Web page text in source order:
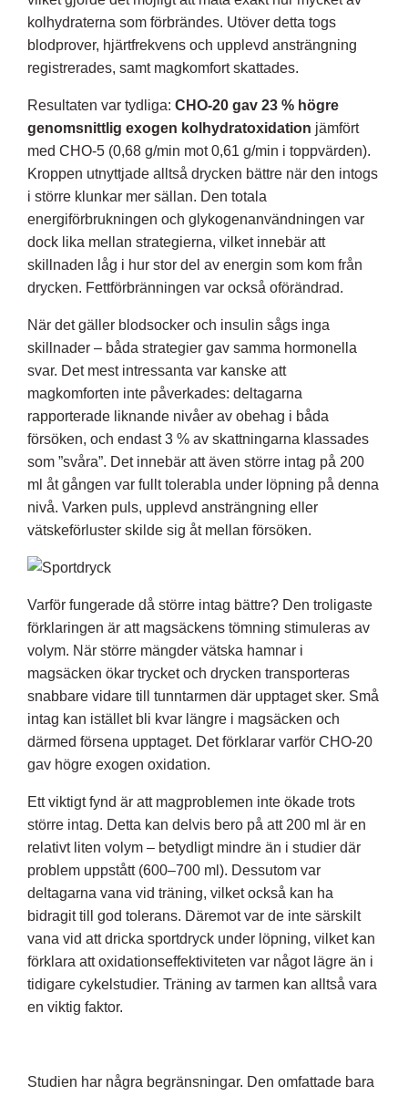
kolhydraterna som förbrändes. Utöver detta togs
blodprover, hjärtfrekvens och upplevd ansträngning
registrerades, samt magkomfort skattades.
Resultaten var tydliga: CHO-20 gav 23 % högre
genomsnittlig exogen kolhydratoxidation jämfört
med CHO-5 (0,68 g/min mot 0,61 g/min i toppvärden).
Kroppen utnyttjade alltså drycken bättre när den intogs
i större klunkar mer sällan. Den totala
energiförbrukningen och glykogenanvändningen var
dock lika mellan strategierna, vilket innebär att
skillnaden låg i hur stor del av energin som kom från
drycken. Fettförbränningen var också oförändrad.
När det gäller blodsocker och insulin sågs inga
skillnader – båda strategier gav samma hormonella
svar. Det mest intressanta var kanske att
magkomforten inte påverkades: deltagarna
rapporterade liknande nivåer av obehag i båda
försöken, och endast 3 % av skattningarna klassades
som ”svåra”. Det innebär att även större intag på 200
ml åt gången var fullt tolerabla under löpning på denna
nivå. Varken puls, upplevd ansträngning eller
vätskeförluster skilde sig åt mellan försöken.
Varför fungerade då större intag bättre? Den troligaste
förklaringen är att magsäckens tömning stimuleras av
volym. När större mängder vätska hamnar i
magsäcken ökar trycket och drycken transporteras
snabbare vidare till tunntarmen där upptaget sker. Små
intag kan istället bli kvar längre i magsäcken och
därmed försena upptaget. Det förklarar varför CHO-20
gav högre exogen oxidation.
Ett viktigt fynd är att magproblemen inte ökade trots
större intag. Detta kan delvis bero på att 200 ml är en
relativt liten volym – betydligt mindre än i studier där
problem uppstått (600–700 ml). Dessutom var
deltagarna vana vid träning, vilket också kan ha
bidragit till god tolerans. Däremot var de inte särskilt
vana vid att dricka sportdryck under löpning, vilket kan
förklara att oxidationseffektiviteten var något lägre än i
tidigare cykelstudier. Träning av tarmen kan alltså vara
en viktig faktor.
Studien har några begränsningar. Den omfattade bara